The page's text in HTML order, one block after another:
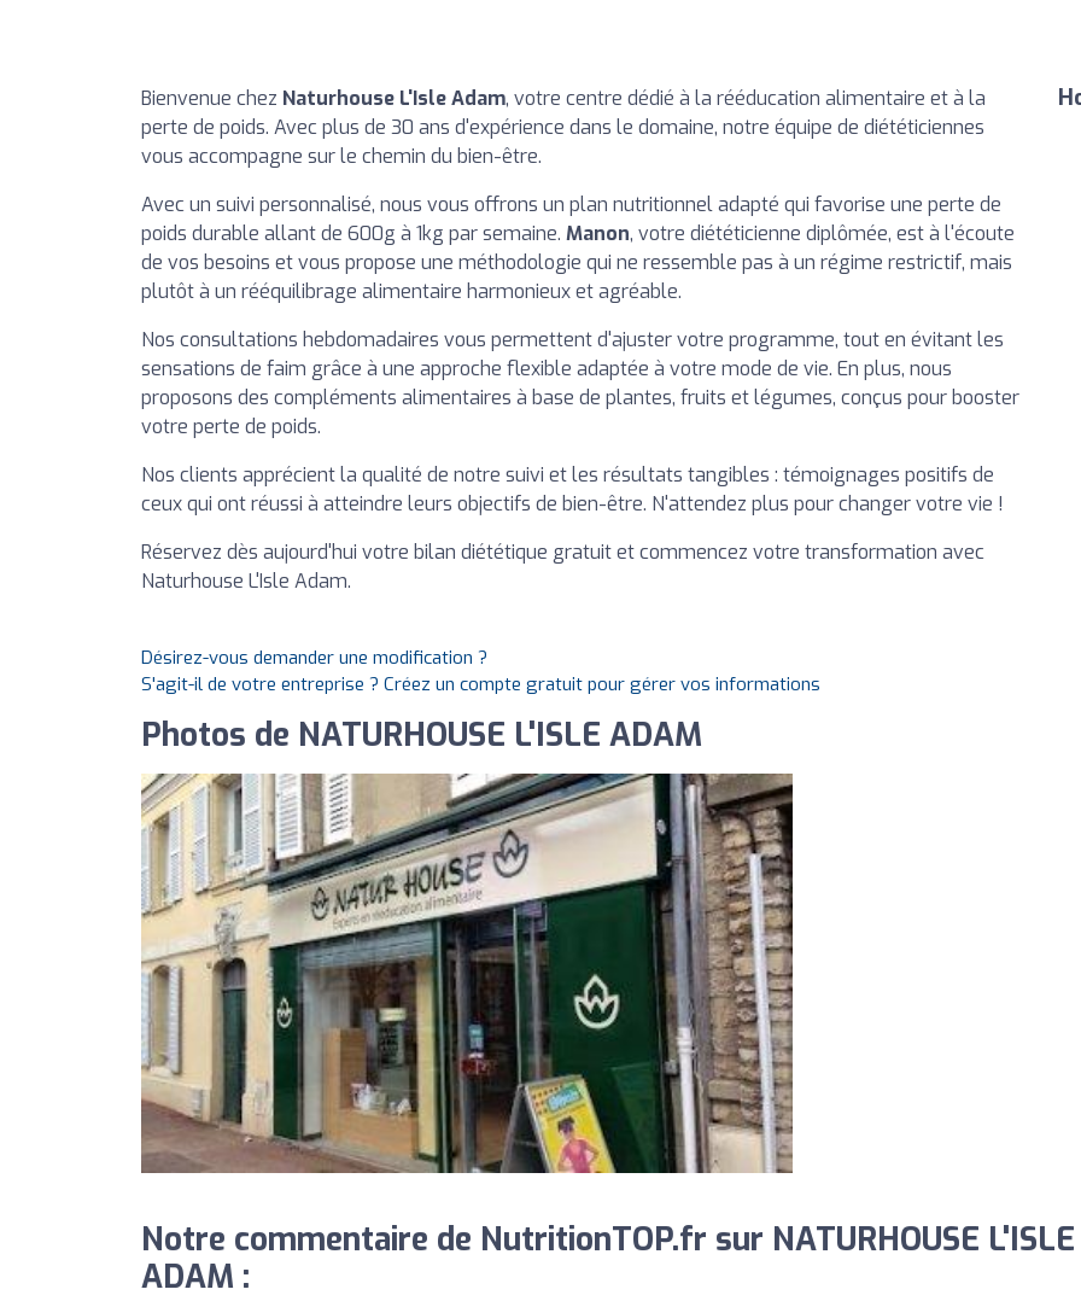
Bienvenue chez Naturhouse L'Isle Adam, votre centre dédié à la rééducation alimentaire et à la
perte de poids. Avec plus de 30 ans d'expérience dans le domaine, notre équipe de diététiciennes
vous accompagne sur le chemin du bien-être.
Avec un suivi personnalisé, nous vous offrons un plan nutritionnel adapté qui favorise une perte de
poids durable allant de 600g à 1kg par semaine. Manon, votre diététicienne diplômée, est à l'écoute
de vos besoins et vous propose une méthodologie qui ne ressemble pas à un régime restrictif, mais
plutôt à un rééquilibrage alimentaire harmonieux et agréable.
Nos consultations hebdomadaires vous permettent d'ajuster votre programme, tout en évitant les
sensations de faim grâce à une approche flexible adaptée à votre mode de vie. En plus, nous
proposons des compléments alimentaires à base de plantes, fruits et légumes, conçus pour booster
votre perte de poids.
Nos clients apprécient la qualité de notre suivi et les résultats tangibles : témoignages positifs de
ceux qui ont réussi à atteindre leurs objectifs de bien-être. N'attendez plus pour changer votre vie !
Réservez dès aujourd'hui votre bilan diététique gratuit et commencez votre transformation avec
Naturhouse L'Isle Adam.
Désirez-vous demander une modification ?
S'agit-il de votre entreprise ? Créez un compte gratuit pour gérer vos informations
Photos de NATURHOUSE L'ISLE ADAM
Notre commentaire de NutritionTOP.fr sur NATURHOUSE L'ISLE
ADAM :